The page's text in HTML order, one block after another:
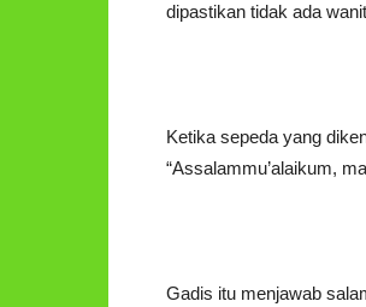
dipastikan tidak ada
Ketika sepeda yang
“Assalammu’alaikum,
Gadis itu menjawab